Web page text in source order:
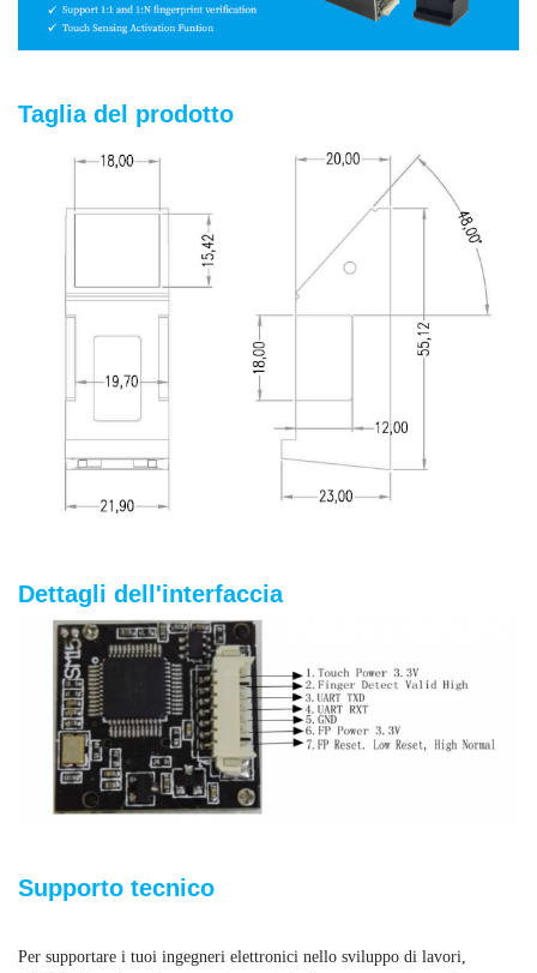
Taglia del prodotto
Dettagli dell'interfaccia
Supporto tecnico
Per supportare i tuoi ingegneri elettronici nello sviluppo di lavori,